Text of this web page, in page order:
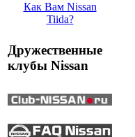
Как Вам Nissan
Tiida?
Дружественные
клубы Nissan